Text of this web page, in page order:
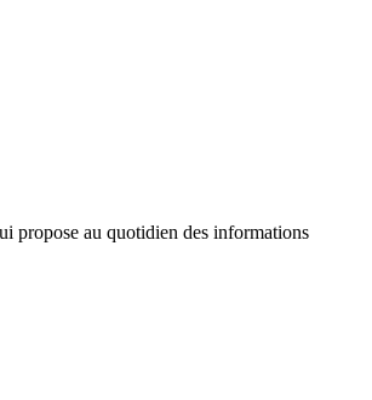
propose au quotidien des informations